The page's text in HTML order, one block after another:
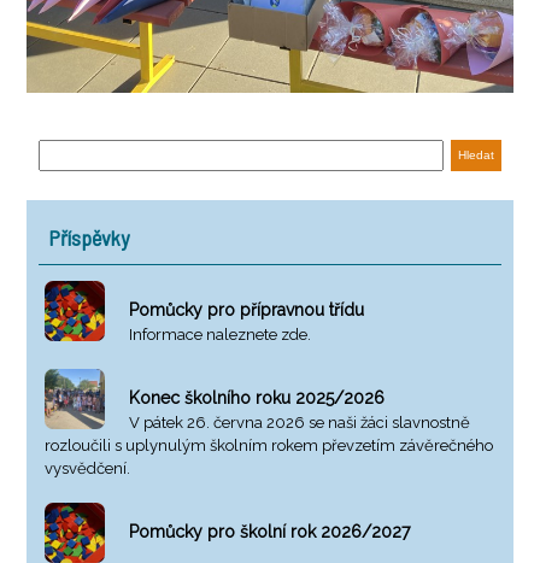
Příspěvky
Pomůcky pro přípravnou třídu
Informace naleznete zde.
Konec školního roku 2025/2026
V pátek 26. června 2026 se naši žáci slavnostně
rozloučili s uplynulým školním rokem převzetím závěrečného
vysvědčení.
Pomůcky pro školní rok 2026/2027